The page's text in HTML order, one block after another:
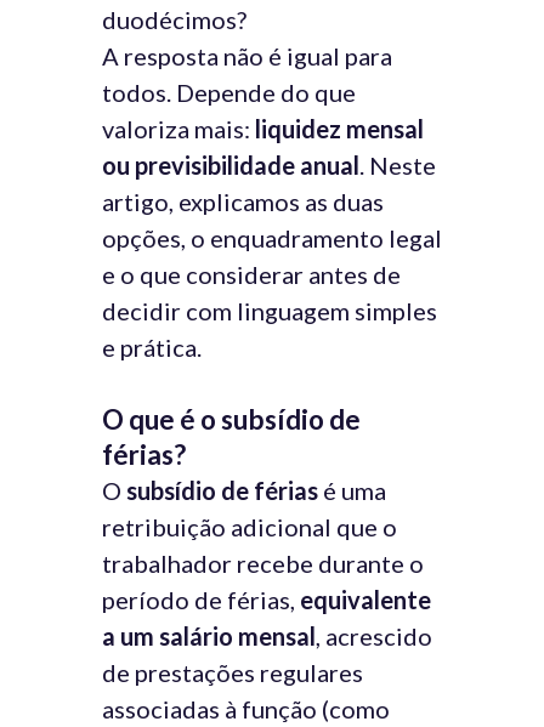
duodécimos?
A resposta não é igual para
todos. Depende do que
valoriza mais: liquidez mensal
ou previsibilidade anual . Neste
artigo, explicamos as duas
opções, o enquadramento legal
e o que considerar antes de
decidir com linguagem simples
e prática.
O que é o subsídio de
férias?
O subsídio de férias é uma
retribuição adicional que o
trabalhador recebe durante o
período de férias, equivalente
a um salário mensal , acrescido
de prestações regulares
associadas à função (como